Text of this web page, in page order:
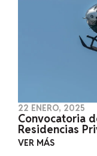
22 ENERO, 2025
Convocatoria
Residencias
VER MÁS